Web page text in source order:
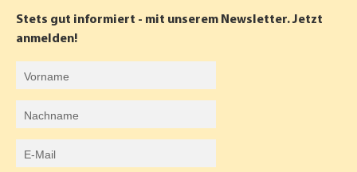
O
O
A
R
Stets gut informiert - mit unserem Newsletter. Jetzt
anmelden!